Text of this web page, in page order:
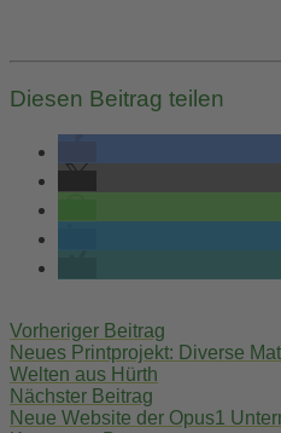
Diesen Beitrag teilen
navigation
Vorheriger Beitrag
Neues Printprojekt: Diverse
Welten aus Hürth
Nächster Beitrag
Neue Website der Opus1